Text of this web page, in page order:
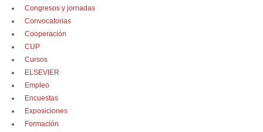
Congresos y jornadas
Convocatorias
Cooperación
CUP
Cursos
ELSEVIER
Empleo
Encuestas
Exposiciones
Formación